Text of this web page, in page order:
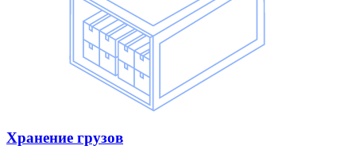
Хранение грузов